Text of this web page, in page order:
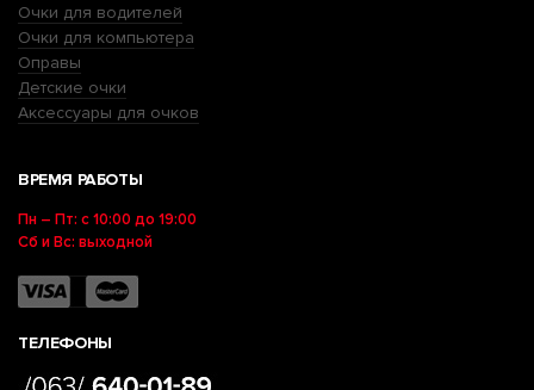
Очки для водителей
Очки для компьютера
Оправы
Детские очки
Аксессуары для очков
ВРЕМЯ РАБОТЫ
Пн – Пт: с 10:00 до 19:00
Сб и Вс: выходной
ТЕЛЕФОНЫ